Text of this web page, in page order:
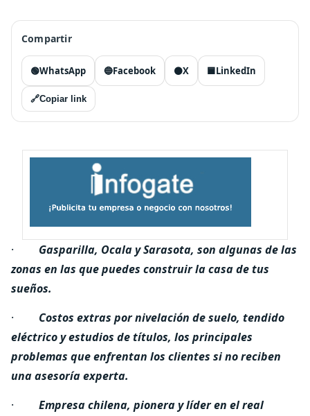
Compartir
🟢WhatsApp 🔵Facebook ⚫X 🟦LinkedIn
🔗Copiar link
· Gasparilla, Ocala y Sarasota, son algunas de las
zonas en las que puedes construir la casa de tus
sueños.
· Costos extras por nivelación de suelo, tendido
eléctrico y estudios de títulos, los principales
problemas que enfrentan los clientes si no reciben
una asesoría experta.
· Empresa chilena, pionera y líder en el real